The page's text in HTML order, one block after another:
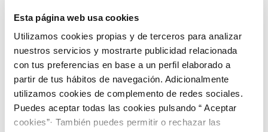
Esta página web usa cookies
Utilizamos cookies propias y de terceros para analizar
nuestros servicios y mostrarte publicidad relacionada
con tus preferencias en base a un perfil elaborado a
partir de tus hábitos de navegación. Adicionalmente
utilizamos cookies de complemento de redes sociales.
Puedes aceptar todas las cookies pulsando “ Aceptar
cookies”· También puedes permitir o rechazar las
11 FEB 2019
Nuevas islas flotantes en EDAR Cabezo
Beaza para nidificación de aves acuáticas